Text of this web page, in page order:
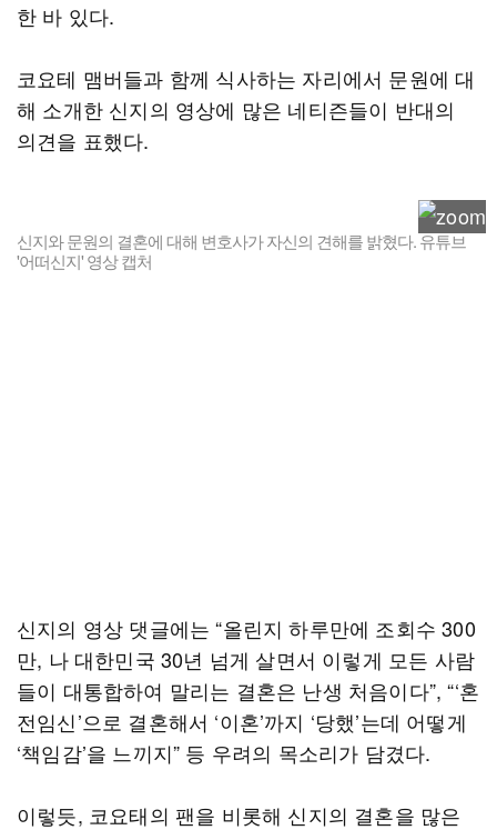
한 바 있다.
코요테 맴버들과 함께 식사하는 자리에서 문원에 대
해 소개한 신지의 영상에 많은 네티즌들이 반대의
의견을 표했다.
신지와 문원의 결혼에 대해 변호사가 자신의 견해를 밝혔다. 유튜브
'어떠신지' 영상 캡처
신지의 영상 댓글에는 “올린지 하루만에 조회수 300
만, 나 대한민국 30년 넘게 살면서 이렇게 모든 사람
들이 대통합하여 말리는 결혼은 난생 처음이다”, “‘혼
전임신’으로 결혼해서 ‘이혼’까지 ‘당했’는데 어떻게
‘책임감’을 느끼지” 등 우려의 목소리가 담겼다.
이렇듯, 코요태의 팬을 비롯해 신지의 결혼을 많은